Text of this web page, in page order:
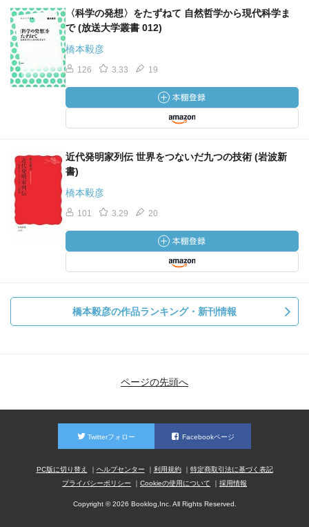
〈科学の発想〉をたずねて 自然哲学から現代科学ま
で (放送大学叢書 012)
橋本毅彦
126 3.33 19
近代発明家列伝 世界をつないだ九つの技術 (岩波新
書)
橋本毅彦
101 3.29 20
橋本毅彦の作品ランキング・新刊情報
ページの先頭へ
Twitterフォロー Facebookページ
PC版に切り替え ヘルプセンター 利用規約
特定商取引法に基づく表記
プライバシーポリシー
Cookieの使用について 採用情報
Copyright © 2026 Booklog,Inc. All Rights Reserved.